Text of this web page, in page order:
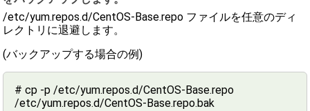
/etc/yum.repos.d/CentOS-Base.repo ファイルを任意のディ
レクトリに退避します。
(バックアップする場合の例)
# cp -p /etc/yum.repos.d/CentOS-Base.repo
/etc/yum.repos.d/CentOS-Base.repo.bak